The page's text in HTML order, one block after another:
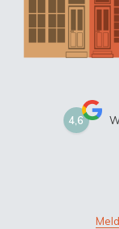
4,6